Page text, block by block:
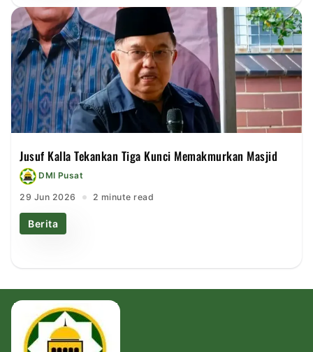
Jusuf Kalla Tekankan Tiga Kunci Memakmurkan Masjid
DMI Pusat
29 Jun 2026 2 minute read
Berita